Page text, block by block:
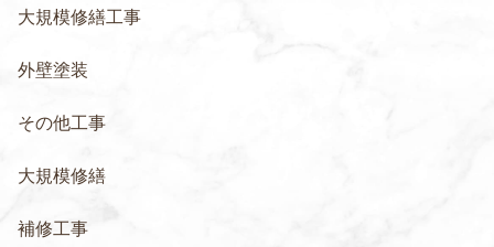
大規模修繕工事
外壁塗装
その他工事
大規模修繕
補修工事